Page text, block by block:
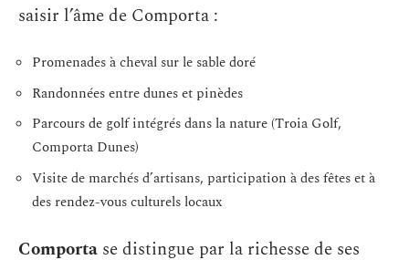
saisir l’âme de Comporta :
Promenades à cheval sur le sable doré
Randonnées entre dunes et pinèdes
Parcours de golf intégrés dans la nature (Troia Golf,
Comporta Dunes)
Visite de marchés d’artisans, participation à des fêtes et à
des rendez-vous culturels locaux
Comporta se distingue par la richesse de ses